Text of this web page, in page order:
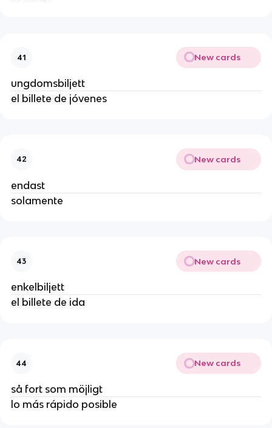
41 New cards
ungdomsbiljett
el billete de jóvenes
42 New cards
endast
solamente
43 New cards
enkelbiljett
el billete de ida
44 New cards
så fort som möjligt
lo más rápido posible